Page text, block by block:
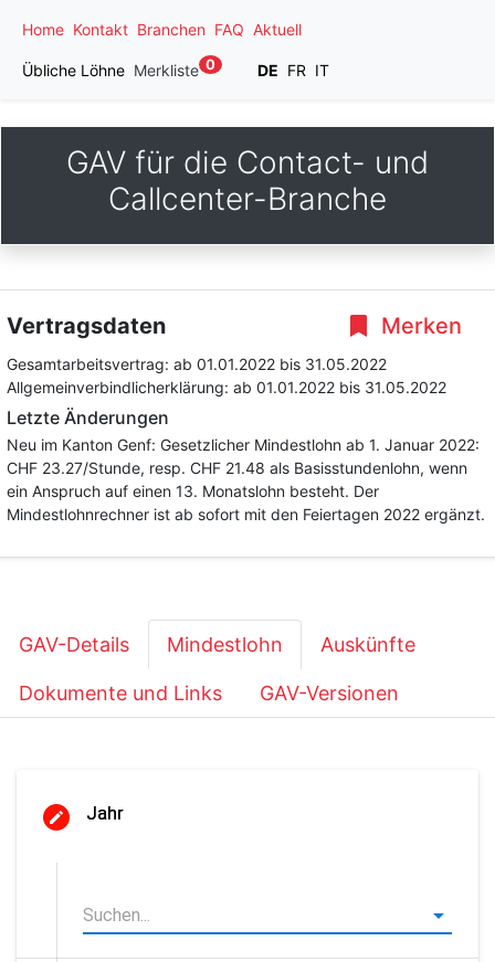
Home Kontakt Branchen FAQ Aktuell
Übliche Löhne Merkliste 0 DE FR IT
GAV für die Contact- und
Callcenter-Branche
Merken
Vertragsdaten
Gesamtarbeitsvertrag: ab 01.01.2022 bis 31.05.2022
Allgemeinverbindlicherklärung: ab 01.01.2022 bis 31.05.2022
Letzte Änderungen
Neu im Kanton Genf: Gesetzlicher Mindestlohn ab 1. Januar 2022:
CHF 23.27/Stunde, resp. CHF 21.48 als Basisstundenlohn, wenn
ein Anspruch auf einen 13. Monatslohn besteht. Der
Mindestlohnrechner ist ab sofort mit den Feiertagen 2022 ergänzt.
GAV-Details Mindestlohn Auskünfte
Dokumente und Links GAV-Versionen
Jahr